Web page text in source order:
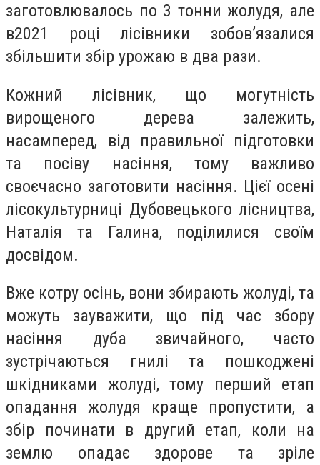
заготовлювалось по 3 тонни жолудя, але
в2021 році лісівники зобов’язалися
збільшити збір урожаю в два рази.
Кожний лісівник, що могутність
вирощеного дерева залежить,
насамперед, від правильної підготовки
та посіву насіння, тому важливо
своєчасно заготовити насіння. Цієї осені
лісокультурниці Дубовецького лісництва,
Наталія та Галина, поділилися своїм
досвідом.
Вже котру осінь, вони збирають жолуді, та
можуть зауважити, що під час збору
насіння дуба звичайного, часто
зустрічаються гнилі та пошкоджені
шкідниками жолуді, тому перший етап
опадання жолудя краще пропустити, а
збір починати в другий етап, коли на
землю опадає здорове та зріле